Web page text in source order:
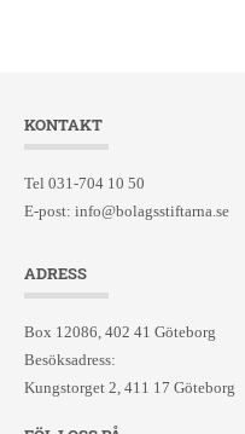
KONTAKT
Tel 031-704 10 50
E-post: info@bolagsstiftarna.se
ADRESS
Box 12086, 402 41 Göteborg
Besöksadress:
Kungstorget 2, 411 17 Göteborg